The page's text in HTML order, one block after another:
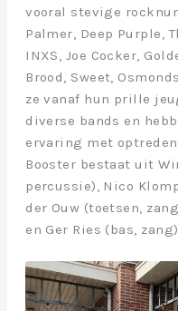
vooral stevige
Palmer, Deep Purple,
INXS, Joe Cocker,
Brood, Sweet,
ze vanaf hun prille
diverse bands en
ervaring met
Booster bestaat uit
percussie), Nico
der Ouw (toetsen,
en Ger Ries (bas,